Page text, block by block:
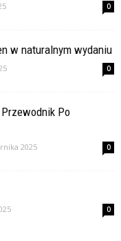
0
w naturalnym wydaniu
0
Po
2025 0
0